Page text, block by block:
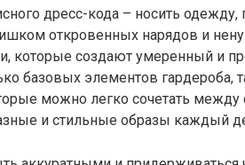
дресс-кода – носить
откровенных нарядов и
которые создают умеренный и
базовых элементов гардероба,
можно легко сочетать между
и стильные образы каждый